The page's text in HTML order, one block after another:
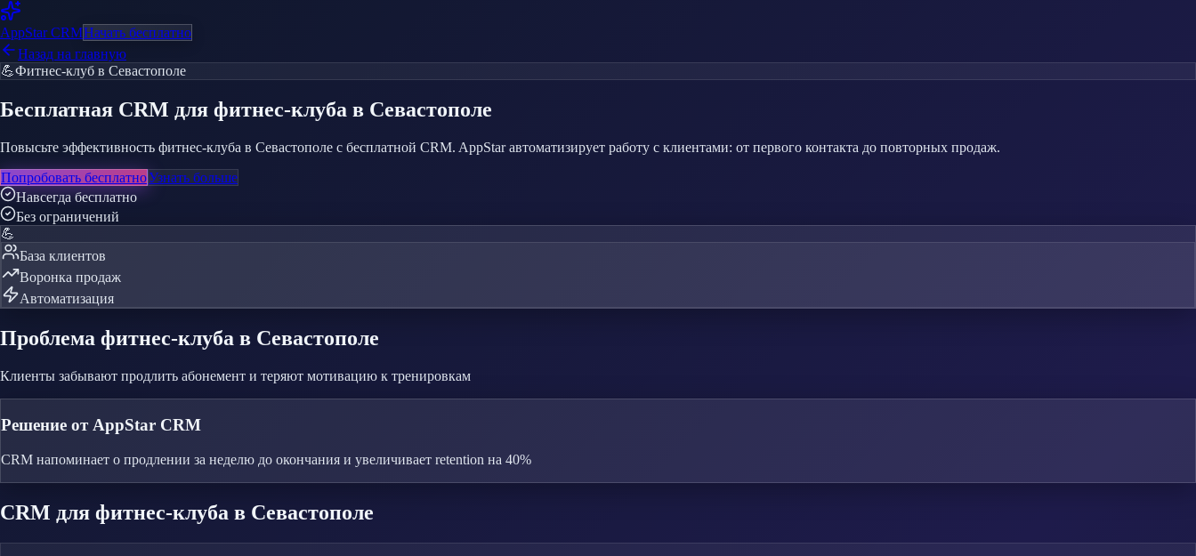
AppStarCRMНачать бесплатно
Назад на главную
💪Фитнес-клуб в Севастополе
Бесплатная CRM для фитнес-клуба в Севастополе
Повысьте эффективность фитнес-клуба в Севастополе с бесплатной CRM. AppStar автоматизирует работу с клиентами: от первого контакта до повторных продаж.
Попробовать бесплатноУзнать больше
Навсегда бесплатно
Без ограничений
💪
База клиентов
Воронка продаж
Автоматизация
Проблема фитнес-клуба в Севастополе
Клиенты забывают продлить абонемент и теряют мотивацию к тренировкам
Решение от AppStar CRM
CRM напоминает о продлении за неделю до окончания и увеличивает retention на 40%
CRM для фитнес-клуба в Севастополе